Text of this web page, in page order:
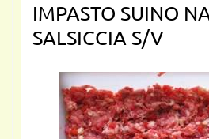
IMPASTO SUINO
SALSICCIA S/V